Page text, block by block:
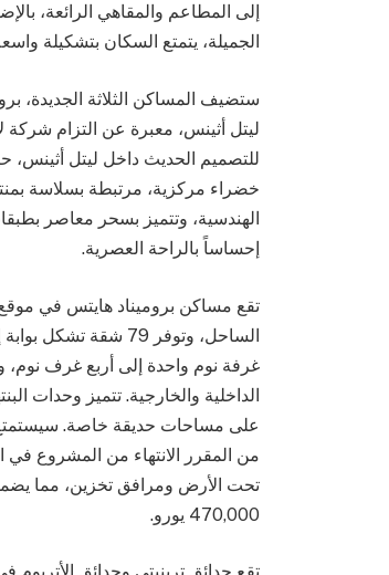
إلى المطاعم والمقاهي الرائعة،
الجميلة، يتمتع السكان بتشكيلة
ستضيف المساكن الثلاثة الجديدة،
ليتل أثينس، معبرة عن التزام شركة
للتصميم الحديث داخل ليتل أثينس،
الهندسية، وتتميز بسحر معاصر
إحساساً بالراحة العصرية.
الساحل، وتوفر 79
غرفة نوم واحدة إلى أربع غرف
الداخلية والخارجية. تتميز وحدات
على مساحات حديقة خاصة. سيستمتع
تحت الأرض ومرافق تخزين، مما
470,000 يورو.